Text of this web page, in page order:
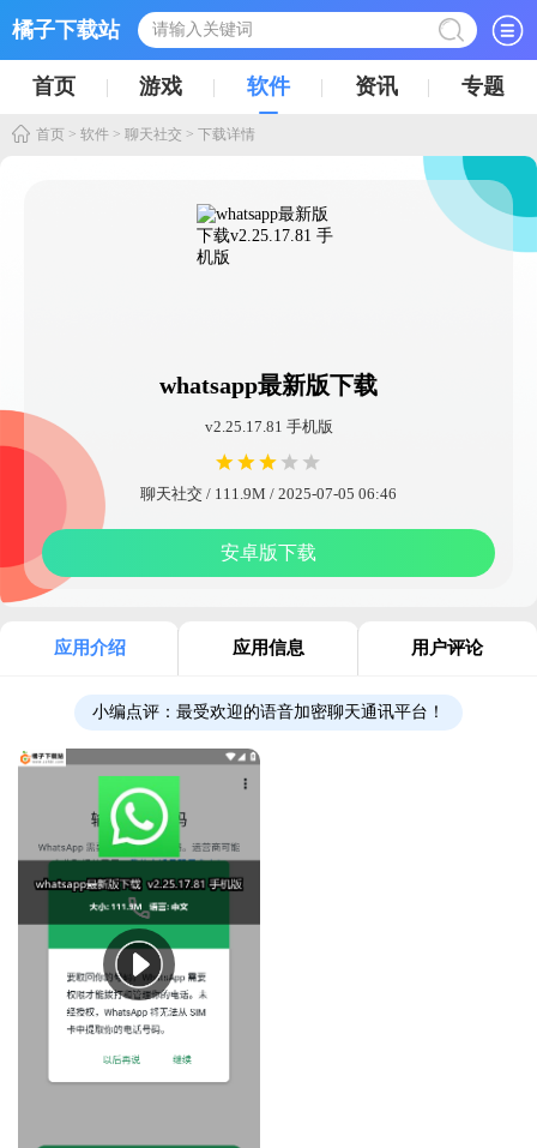
橘子下载站
首页 游戏 软件 资讯 专题
首页 > 软件 > 聊天社交 > 下载详情
whatsapp最新版下载
v2.25.17.81 手机版
聊天社交 / 111.9M / 2025-07-05 06:46
安卓版下载
应用介绍 应用信息 用户评论
小编点评： 最受欢迎的语音加密聊天通讯平台！